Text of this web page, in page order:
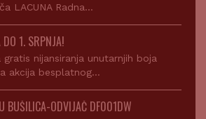
LACUNA Radna…
1. SRPNJA!
gratis nijansiranja unutarnjih boja
akcija besplatnog…
BUŠILICA-ODVIJAČ DF001DW